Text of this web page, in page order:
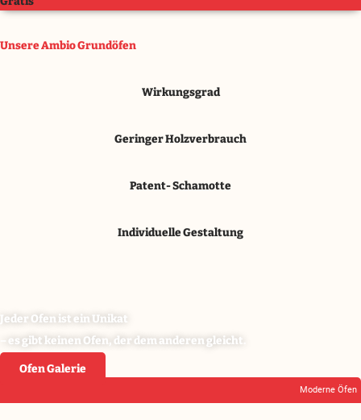
Unsere Ambio Grundöfen
Wirkungsgrad
Geringer Holzverbrauch
Patent- Schamotte
Individuelle Gestaltung
Jeder Ofen ist ein Unikat
– es gibt keinen Ofen, der dem anderen gleicht.
Ofen Galerie
Moderne Öfen